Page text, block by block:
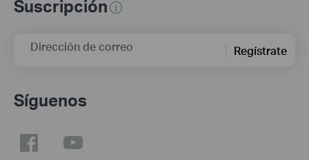
Suscripción
Dirección de correo Regístrate
Síguenos